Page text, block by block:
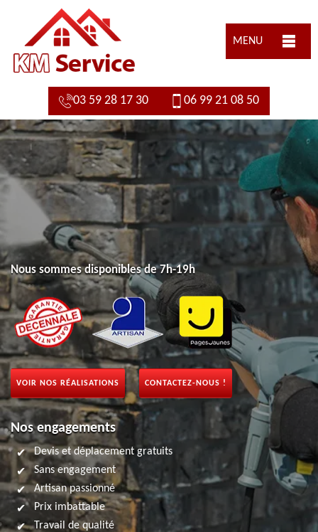
MENU
03 59 28 17 30 06 99 21 08 50
Nous sommes disponibles de 7h-19h
VOIR NOS RÉALISATIONS CONTACTEZ-NOUS !
Nos engagements
Devis et déplacement gratuits
Sans engagement
Artisan passionné
Prix imbattable
Travail de qualité